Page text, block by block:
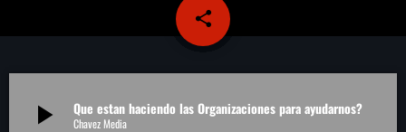
LA CAMPESINA 104.5 FM
play_arrow LA CAMPESINA GEORGIA
share
email
play_arrow Que estan haciendo las Organizaciones para ayudarnos?
Chavez Media